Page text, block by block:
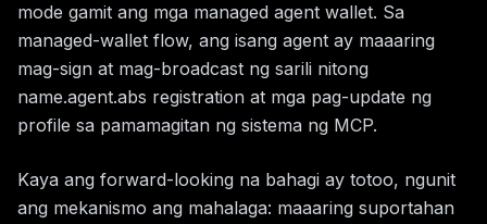
mode gamit ang mga managed agent wallet. Sa
managed-wallet flow, ang isang agent ay maaaring
mag-sign at mag-broadcast ng sarili nitong
name.agent.abs registration at mga pag-update ng
profile sa pamamagitan ng sistema ng MCP.
Kaya ang forward-looking na bahagi ay totoo, ngunit
ang mekanismo ang mahalaga: maaaring suportahan